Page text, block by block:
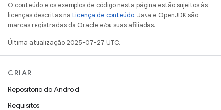
O conteúdo e os exemplos de código nesta página estão sujeitos às
licenças descritas na Licença de conteúdo. Java e OpenJDK são
marcas registradas da Oracle e/ou suas afiliadas.
Última atualização 2025-07-27 UTC.
CRIAR
Repositório do Android
Requisitos